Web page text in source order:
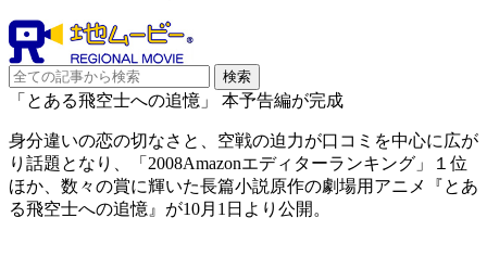
「とある飛空士への追憶」 本予告編が完成
身分違いの恋の切なさと、空戦の迫力が口コミを中心に広が
り話題となり、「2008Amazonエディターランキング」１位
ほか、数々の賞に輝いた長篇小説原作の劇場用アニメ『とあ
る飛空士への追憶』が10月1日より公開。